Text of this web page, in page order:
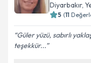
Diyarbakır,
5 (11
Güler yüzü, sabırlı
teşekkür...